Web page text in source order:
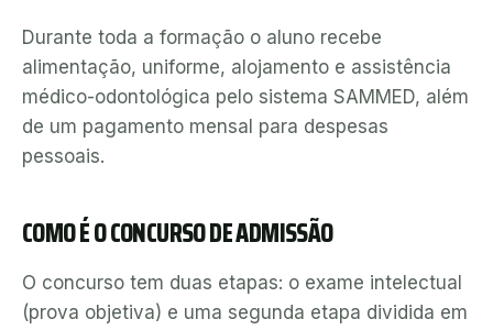
Durante toda a formação o aluno recebe
alimentação, uniforme, alojamento e assistência
médico-odontológica pelo sistema SAMMED, além
de um pagamento mensal para despesas
pessoais.
COMO É O CONCURSO DE ADMISSÃO
O concurso tem duas etapas: o exame intelectual
(prova objetiva) e uma segunda etapa dividida em